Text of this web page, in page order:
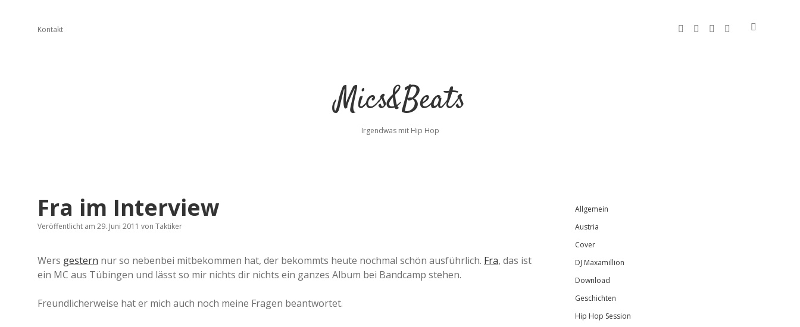
Kontakt facebookinstagrambandcamp
spotify
Mics&Beats
Irgendwas mit Hip Hop
Fra im Interview
Veröffentlicht am 29. Juni 2011 von Taktiker
Wers gestern nur so nebenbei mitbekommen hat, der bekommts heute nochmal schön ausführlich. Fra, das ist
ein MC aus Tübingen und lässt so mir nichts dir nichts ein ganzes Album bei Bandcamp stehen.
Freundlicherweise hat er mich auch noch meine Fragen beantwortet.
Sidebar
Allgemein
Austria
Cover
DJ Maxamillion
Download
Geschichten
Hip Hop Session